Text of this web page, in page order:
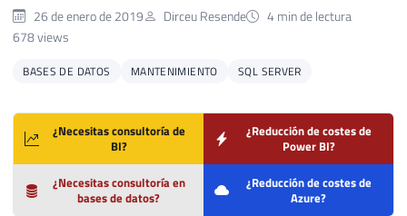
26 de enero de 2019 Dirceu Resende
4 min de lectura
678 views
BASES DE DATOS MANTENIMIENTO SQL SERVER
¿Necesitas consultoría de
BI?
¿Reducción de costes de
Power BI?
¿Necesitas consultoría en
bases de datos?
¿Reducción de costes de
Azure?